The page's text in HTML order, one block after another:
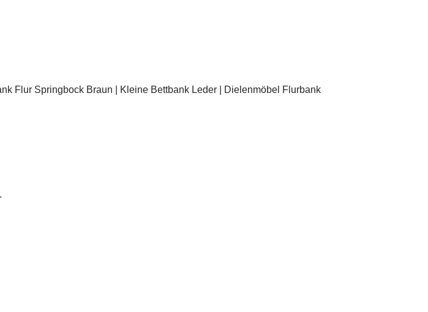
Flur Springbock Braun | Kleine Bettbank Leder | Dielenmöbel Flurbank